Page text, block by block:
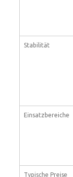
Stabilität
Einsatzbereiche
Typische Preise